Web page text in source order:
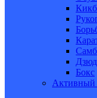
Бокс
Активный